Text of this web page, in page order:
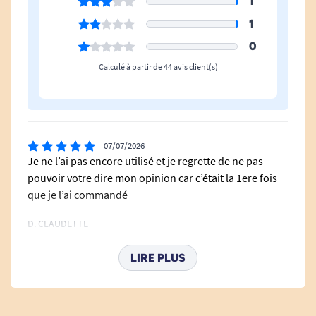
La gamme de produits hygiène de Hygie'net.
Voir toute l'hygiène intime.
Voir tous les produits pour faciliter la prévention des soignants.
1
0
Calculé à partir de 44 avis client(s)
07/07/2026
Je ne l’ai pas encore utilisé et je regrette de ne pas
pouvoir votre dire mon opinion car c’était la 1ere fois
que je l’ai commandé
D. CLAUDETTE
31/08/2025
Date de péremption très courte
LIRE PLUS